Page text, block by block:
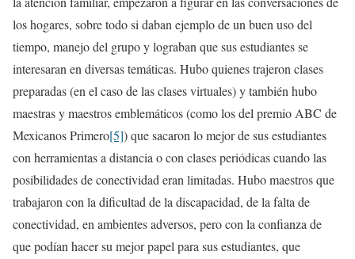
los hogares, sobre todo si daban ejemplo de un buen uso del
tiempo, manejo del grupo y lograban que sus estudiantes se
interesaran en diversas temáticas. Hubo quienes trajeron clases
preparadas (en el caso de las clases virtuales) y también hubo
maestras y maestros emblemáticos (como los del premio ABC de
Mexicanos Primero[5]) que sacaron lo mejor de sus estudiantes
con herramientas a distancia o con clases periódicas cuando las
posibilidades de conectividad eran limitadas. Hubo maestros que
trabajaron con la dificultad de la discapacidad, de la falta de
conectividad, en ambientes adversos, pero con la confianza de
que podían hacer su mejor papel para sus estudiantes, que